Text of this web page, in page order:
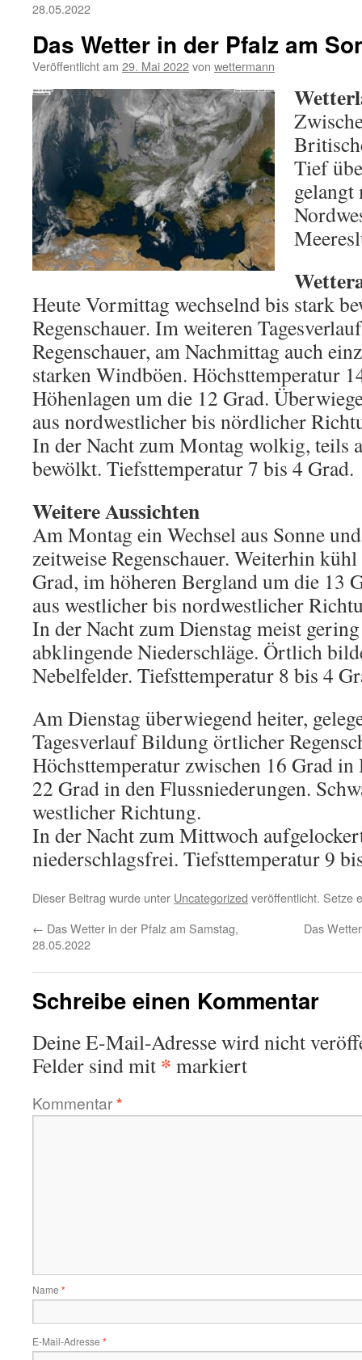
28.05.2022
Das Wetter in der Pfalz am
Veröffentlicht am 29. Mai 2022von wettermann
Tief
Heute Vormittag wechselnd bis stark
Regenschauer. Im weiteren
Regenschauer, am Nachmittag auch
starken Windböen. Höchsttemperatur
Höhenlagen um die 12 Grad.
aus nordwestlicher bis nördlicher
In der Nacht zum Montag wolkig, teils
bewölkt. Tiefsttemperatur 7 bis 4 Grad.
Weitere Aussichten
Am Montag ein Wechsel aus Sonne
zeitweise Regenschauer. Weiterhin
Grad, im höheren Bergland um die 13
aus westlicher bis nordwestlicher
In der Nacht zum Dienstag meist
abklingende Niederschläge. Örtlich
Nebelfelder. Tiefsttemperatur 8 bis 4
Am Dienstag überwiegend heiter,
Tagesverlauf Bildung örtlicher
Höchsttemperatur zwischen 16 Grad
22 Grad in den Flussniederungen.
westlicher Richtung.
In der Nacht zum Mittwoch
niederschlagsfrei. Tiefsttemperatur 9
Dieser Beitrag wurde unter Uncategorized veröffentlicht. Setze
← Das Wetter in der Pfalz am Samstag,
28.05.2022
Das
Schreibe einen Kommentar
Deine E-Mail-Adresse wird nicht
Felder sind mit * markiert
Kommentar*
Name *
E-Mail-Adresse *